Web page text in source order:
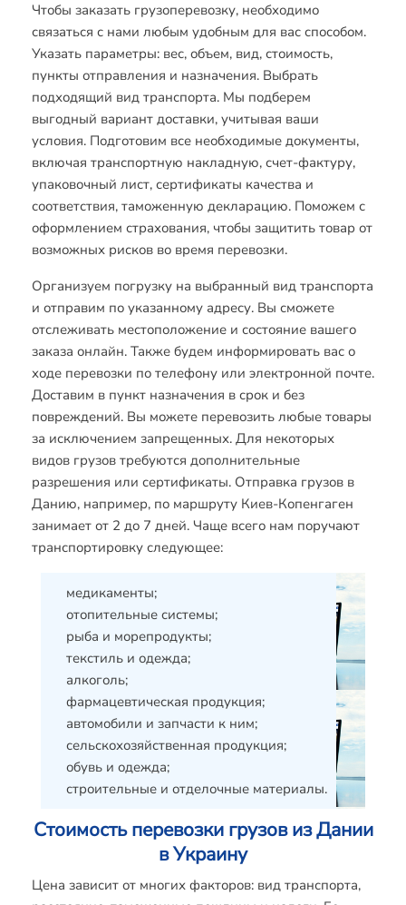
Чтобы заказать грузоперевозку, необходимо
связаться с нами любым удобным для вас способом.
Указать параметры: вес, объем, вид, стоимость,
пункты отправления и назначения. Выбрать
подходящий вид транспорта. Мы подберем
выгодный вариант доставки, учитывая ваши
условия. Подготовим все необходимые документы,
включая транспортную накладную, счет-фактуру,
упаковочный лист, сертификаты качества и
соответствия, таможенную декларацию. Поможем с
оформлением страхования, чтобы защитить товар от
возможных рисков во время перевозки.
Организуем погрузку на выбранный вид транспорта
и отправим по указанному адресу. Вы сможете
отслеживать местоположение и состояние вашего
заказа онлайн. Также будем информировать вас о
ходе перевозки по телефону или электронной почте.
Доставим в пункт назначения в срок и без
повреждений. Вы можете перевозить любые товары
за исключением запрещенных. Для некоторых
видов грузов требуются дополнительные
разрешения или сертификаты. Отправка грузов в
Данию, например, по маршруту Киев-Копенгаген
занимает от 2 до 7 дней. Чаще всего нам поручают
транспортировку следующее:
медикаменты;
отопительные системы;
рыба и морепродукты;
текстиль и одежда;
алкоголь;
фармацевтическая продукция;
автомобили и запчасти к ним;
сельскохозяйственная продукция;
обувь и одежда;
строительные и отделочные материалы.
Стоимость перевозки грузов из Дании
в Украину
Цена зависит от многих факторов: вид транспорта,